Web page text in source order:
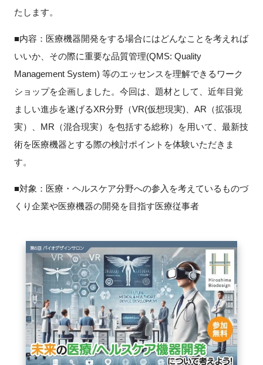
ニュース・掲示板
LINK-Jを知る
特別会員
FAQ
たします。
■内容：医療機器開発をする場合にはどんなことを考えれば
いいか、その際に重要な品質管理(QMS: Quality
Management System) 等のエッセンスを理解できるワーク
ショップを企画しました。今回は、題材として、近年目覚
ましい進歩を遂げるXR分野（VR(仮想現実)、AR（拡張現
実）、MR（混合現実）を包括する総称）を用いて、最新技
術を医療機器とする際の検討ポイントを体験いただきま
す。
■対象：医療・ヘルスケア分野への参入を考えているものづ
くり企業や医療機器の開発を目指す医療従事者